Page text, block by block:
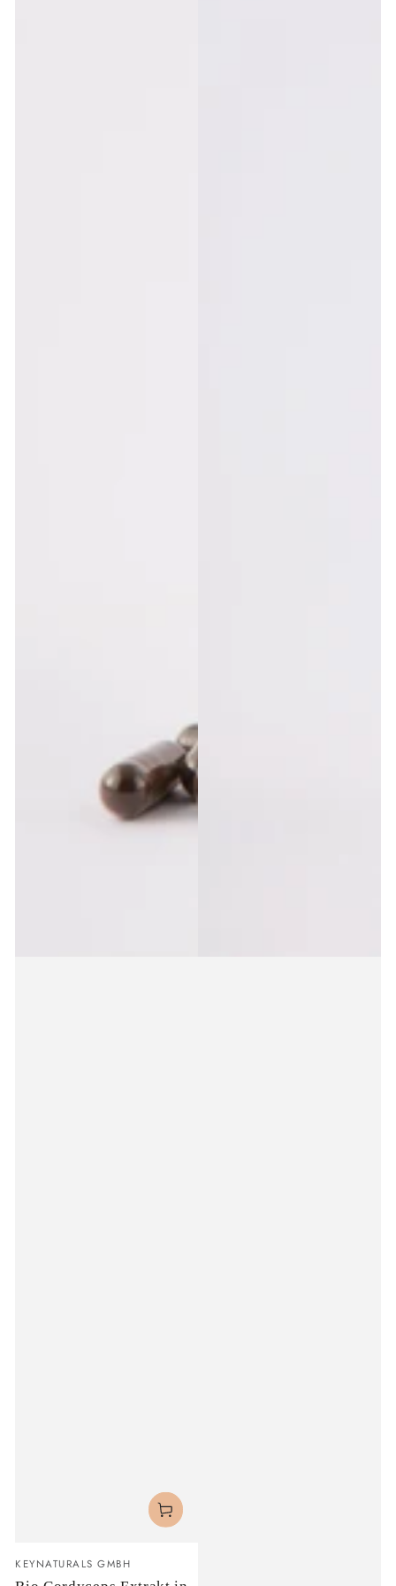
Verkäufer/in:
KEYNATURALS GMBH